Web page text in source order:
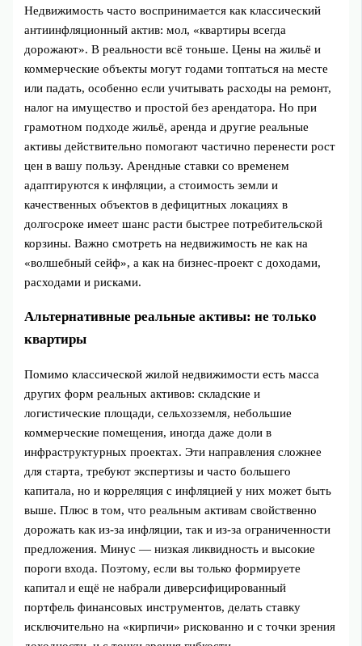
Недвижимость часто воспринимается как классический
антиинфляционный актив: мол, «квартиры всегда
дорожают». В реальности всё тоньше. Цены на жильё и
коммерческие объекты могут годами топтаться на месте
или падать, особенно если учитывать расходы на ремонт,
налог на имущество и простой без арендатора. Но при
грамотном подходе жильё, аренда и другие реальные
активы действительно помогают частично перенести рост
цен в вашу пользу. Арендные ставки со временем
адаптируются к инфляции, а стоимость земли и
качественных объектов в дефицитных локациях в
долгосроке имеет шанс расти быстрее потребительской
корзины. Важно смотреть на недвижимость не как на
«волшебный сейф», а как на бизнес-проект с доходами,
расходами и рисками.
Альтернативные реальные активы: не только
квартиры
Помимо классической жилой недвижимости есть масса
других форм реальных активов: складские и
логистические площади, сельхозземля, небольшие
коммерческие помещения, иногда даже доли в
инфраструктурных проектах. Эти направления сложнее
для старта, требуют экспертизы и часто большего
капитала, но и корреляция с инфляцией у них может быть
выше. Плюс в том, что реальным активам свойственно
дорожать как из‑за инфляции, так и из‑за ограниченности
предложения. Минус — низкая ликвидность и высокие
пороги входа. Поэтому, если вы только формируете
капитал и ещё не набрали диверсифицированный
портфель финансовых инструментов, делать ставку
исключительно на «кирпичи» рискованно и с точки зрения